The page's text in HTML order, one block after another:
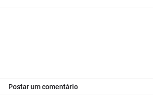
Postar um comentário